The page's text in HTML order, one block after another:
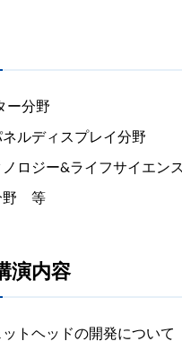
ー分野
ルディスプレイ分野
ロジー&ライフサイエン
野 等
演内容
トヘッドの開発について